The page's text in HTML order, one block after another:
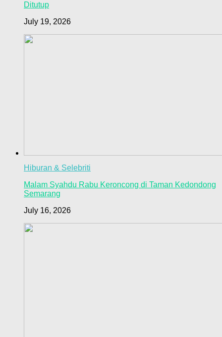
Ditutup
July 19, 2026
Hiburan & Selebriti
Malam Syahdu Rabu Keroncong di Taman Kedondong
Semarang
July 16, 2026